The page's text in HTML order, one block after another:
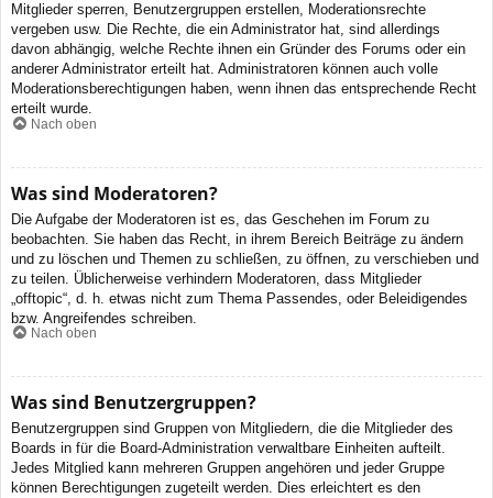
Mitglieder sperren, Benutzergruppen erstellen, Moderationsrechte
vergeben usw. Die Rechte, die ein Administrator hat, sind allerdings
davon abhängig, welche Rechte ihnen ein Gründer des Forums oder ein
anderer Administrator erteilt hat. Administratoren können auch volle
Moderationsberechtigungen haben, wenn ihnen das entsprechende Recht
erteilt wurde.
Nach oben
Was sind Moderatoren?
Die Aufgabe der Moderatoren ist es, das Geschehen im Forum zu
beobachten. Sie haben das Recht, in ihrem Bereich Beiträge zu ändern
und zu löschen und Themen zu schließen, zu öffnen, zu verschieben und
zu teilen. Üblicherweise verhindern Moderatoren, dass Mitglieder
„offtopic“, d. h. etwas nicht zum Thema Passendes, oder Beleidigendes
bzw. Angreifendes schreiben.
Nach oben
Was sind Benutzergruppen?
Benutzergruppen sind Gruppen von Mitgliedern, die die Mitglieder des
Boards in für die Board-Administration verwaltbare Einheiten aufteilt.
Jedes Mitglied kann mehreren Gruppen angehören und jeder Gruppe
können Berechtigungen zugeteilt werden. Dies erleichtert es den